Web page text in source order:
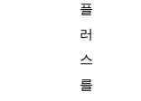
플
러
스
를